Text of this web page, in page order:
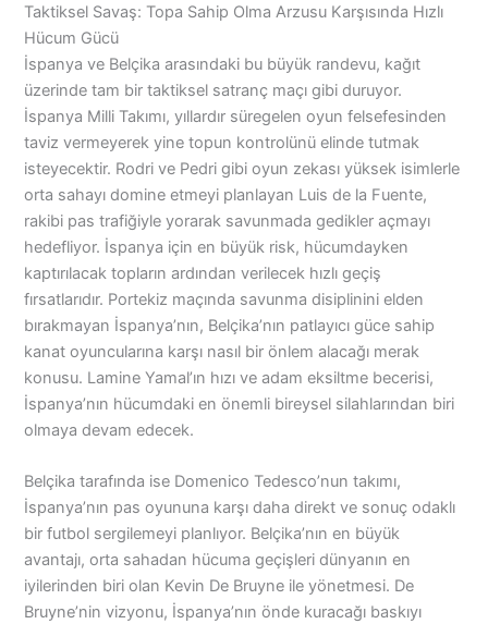
Taktiksel Savaş: Topa Sahip Olma Arzusu Karşısında Hızlı
Hücum Gücü
İspanya ve Belçika arasındaki bu büyük randevu, kağıt
üzerinde tam bir taktiksel satranç maçı gibi duruyor.
İspanya Milli Takımı, yıllardır süregelen oyun felsefesinden
taviz vermeyerek yine topun kontrolünü elinde tutmak
isteyecektir. Rodri ve Pedri gibi oyun zekası yüksek isimlerle
orta sahayı domine etmeyi planlayan Luis de la Fuente,
rakibi pas trafiğiyle yorarak savunmada gedikler açmayı
hedefliyor. İspanya için en büyük risk, hücumdayken
kaptırılacak topların ardından verilecek hızlı geçiş
fırsatlarıdır. Portekiz maçında savunma disiplinini elden
bırakmayan İspanya’nın, Belçika’nın patlayıcı güce sahip
kanat oyuncularına karşı nasıl bir önlem alacağı merak
konusu. Lamine Yamal’ın hızı ve adam eksiltme becerisi,
İspanya’nın hücumdaki en önemli bireysel silahlarından biri
olmaya devam edecek.
Belçika tarafında ise Domenico Tedesco’nun takımı,
İspanya’nın pas oyununa karşı daha direkt ve sonuç odaklı
bir futbol sergilemeyi planlıyor. Belçika’nın en büyük
avantajı, orta sahadan hücuma geçişleri dünyanın en
iyilerinden biri olan Kevin De Bruyne ile yönetmesi. De
Bruyne’nin vizyonu, İspanya’nın önde kuracağı baskıyı